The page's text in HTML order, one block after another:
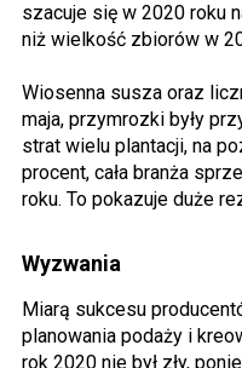
szacuje się w 2020 roku
niż wielkość zbiorów w
Wiosenna susza oraz
maja, przymrozki były
strat wielu plantacji, na
procent, cała branża
roku. To pokazuje duże
Wyzwania
Miarą sukcesu
planowania podaży i
rok 2020 nie był zły,